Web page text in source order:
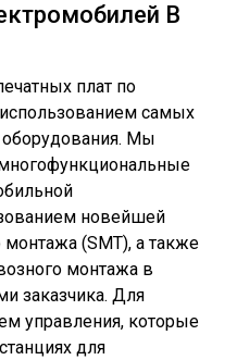
В
плат по
самых
Мы
новейшей
монтажа (SMT), а также
монтажа в
заказчика. Для
управления, которые
для